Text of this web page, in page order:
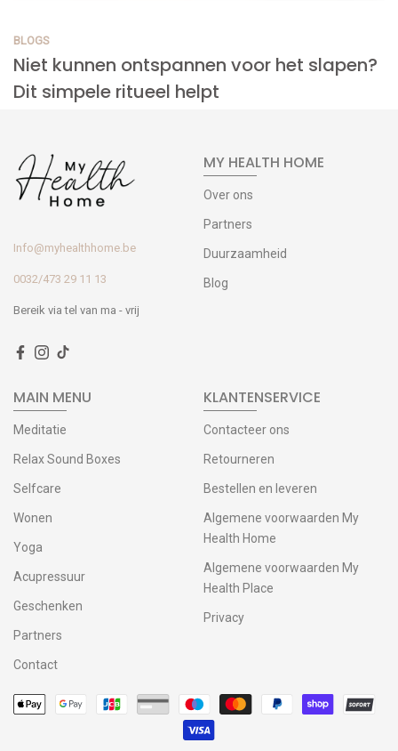
BLOGS
Niet kunnen ontspannen voor het slapen?
Dit simpele ritueel helpt
Info@myhealthhome.be
0032/473 29 11 13
Bereik via tel van ma - vrij
MY HEALTH HOME
Over ons
Partners
Duurzaamheid
Blog
MAIN MENU
Meditatie
Relax Sound Boxes
Selfcare
Wonen
Yoga
Acupressuur
Geschenken
Partners
Contact
KLANTENSERVICE
Contacteer ons
Retourneren
Bestellen en leveren
Algemene voorwaarden My
Health Home
Algemene voorwaarden My
Health Place
Privacy